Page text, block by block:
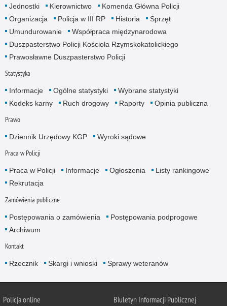
Jednostki Kierownictwo
Komenda Główna Policji
Organizacja
Policja w III RP Historia
Sprzęt
Umundurowanie
Współpraca międzynarodowa
Duszpasterstwo Policji Kościoła Rzymskokatolickiego
Prawosławne Duszpasterstwo Policji
Statystyka
Informacje Ogólne statystyki
Wybrane statystyki
Kodeks karny
Ruch drogowy Raporty Opinia publiczna
Prawo
Dziennik Urzędowy KGP Wyroki sądowe
Praca w Policji
Praca w Policji Informacje Ogłoszenia
Listy rankingowe
Rekrutacja
Zamówienia publiczne
Postępowania o zamówienia
Postępowania podprogowe
Archiwum
Kontakt
Rzecznik Skargi i wnioski Sprawy weteranów
Policjaonline Biuletyn Informacji Publicznej